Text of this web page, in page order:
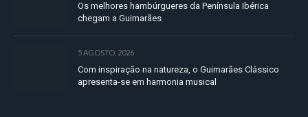
Os melhores hambúrgueres da Península Ibérica
chegam a Guimarães
5 AGOSTO, 2026
Com inspiração na natureza, o Guimarães Clássico
apresenta-se em harmonia musical